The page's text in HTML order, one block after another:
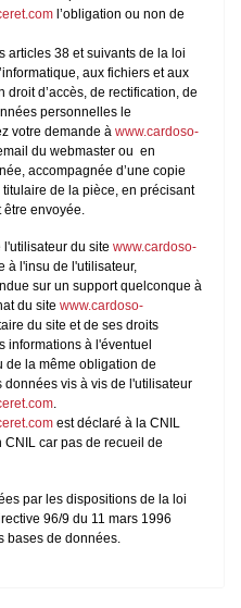
l’obligation ou non de
articles 38 et suivants de la loi
aux fichiers et aux
droit d’accès, de rectification, de
personnelles le
votre demande à www.cardoso-
du webmaster ou en
accompagnée d’une copie
de la pièce, en précisant
être envoyée.
du site www.cardoso-
à l'insu de l'utilisateur,
sur un support quelconque à
du site www.cardoso-
du site et de ses droits
informations à l'éventuel
de la même obligation de
vis à vis de l'utilisateur
.
est déclaré à la CNIL
car pas de recueil de
par les dispositions de la loi
96/9 du 11 mars 1996
bases de données.